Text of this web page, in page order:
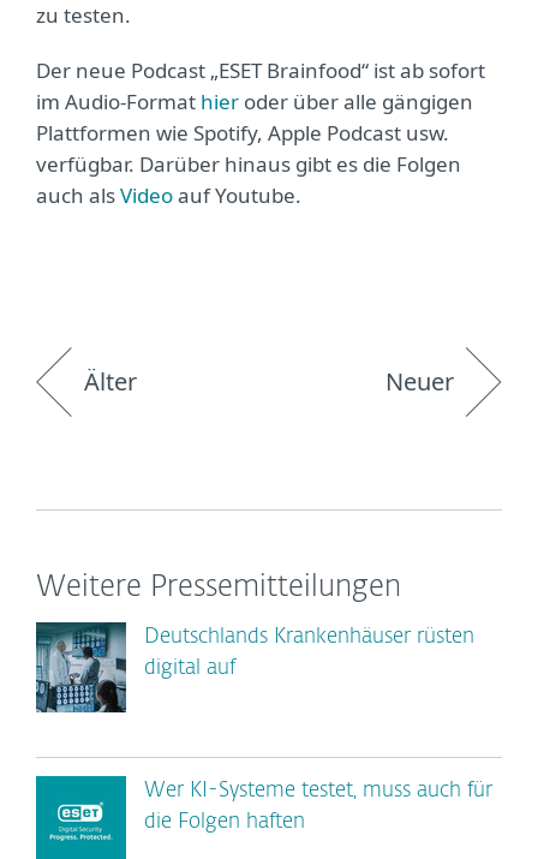
zu testen.
Der neue Podcast „ESET Brainfood“ ist ab sofort
im Audio-Format hier oder über alle gängigen
Plattformen wie Spotify, Apple Podcast usw.
verfügbar. Darüber hinaus gibt es die Folgen
auch alsVideoauf Youtube.
Älter Neuer
Weitere Pressemitteilungen
Deutschlands Krankenhäuser rüsten
digital auf
Wer KI-Systeme testet, muss auch für
die Folgen haften